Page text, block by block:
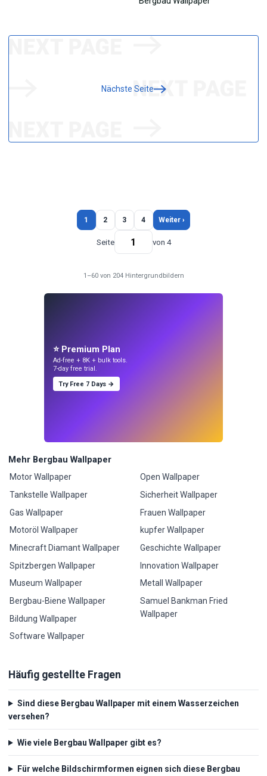
Nächste Seite
1 2 3 4 Weiter ›
Seite von 4
1–60 von 204 Hintergrundbildern
⭐ Premium Plan
Ad-free + 8K + bulk tools.
7-day free trial.
Try Free 7 Days →
Mehr Bergbau Wallpaper
Motor Wallpaper
Tankstelle Wallpaper
Gas Wallpaper
Motoröl Wallpaper
Minecraft Diamant Wallpaper
Spitzbergen Wallpaper
Museum Wallpaper
Bergbau-Biene Wallpaper
Bildung Wallpaper
Software Wallpaper
Open Wallpaper
Sicherheit Wallpaper
Frauen Wallpaper
kupfer Wallpaper
Geschichte Wallpaper
Innovation Wallpaper
Metall Wallpaper
Samuel Bankman Fried
Wallpaper
Häufig gestellte Fragen
Sind diese Bergbau Wallpaper mit einem Wasserzeichen
versehen?
Wie viele Bergbau Wallpaper gibt es?
Für welche Bildschirmformen eignen sich diese Bergbau